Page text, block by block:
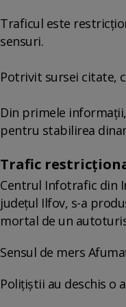
Traficul este
sensuri.
Potrivit sursei citate,
Din primele
pentru stabilirea
Trafic
Centrul Infotrafic din
județul Ilfov, s-a
mortal de un
Sensul de mers
Polițiștii au deschis o